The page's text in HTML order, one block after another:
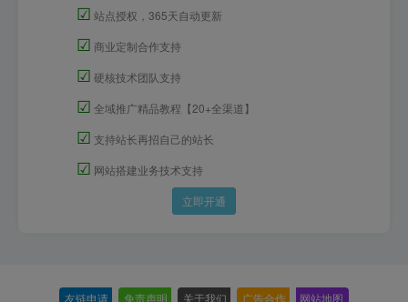
☑ 站点授权，365天自动更新
☑ 商业定制合作支持
☑ 硬核技术团队支持
☑ 全域推广精品教程【20+全渠道】
☑ 支持站长再招自己的站长
☑ 网站搭建业务技术支持
立即开通
友链申请 免责声明 关于我们 广告合作 网站地图